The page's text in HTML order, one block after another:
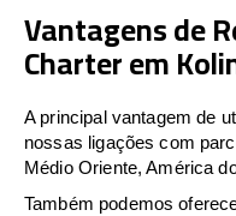
Vantagens de
Charter em
A principal vantagem de
nossas ligações com
Médio Oriente, América
Também podemos